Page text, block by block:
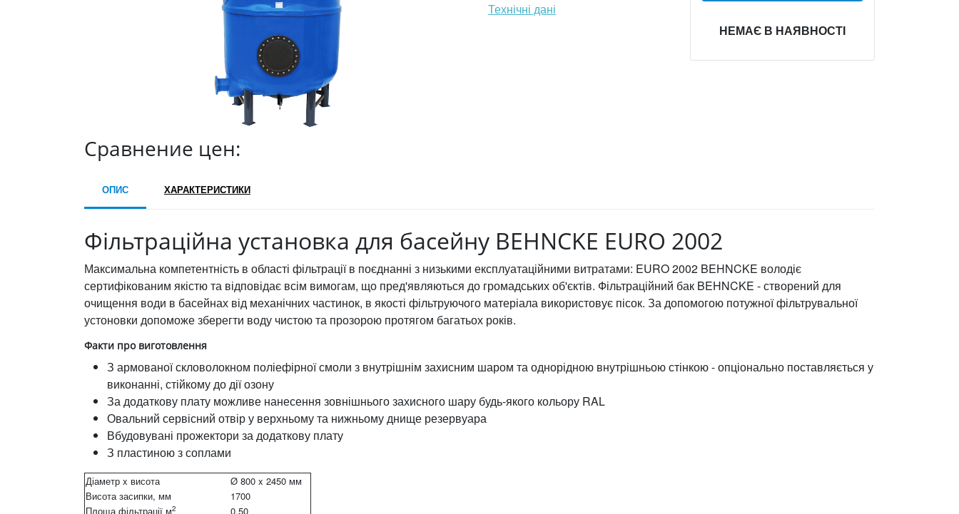
Технічні дані
НЕМАЄ В НАЯВНОСТІ
Сравнение цен:
ОПИС ХАРАКТЕРИСТИКИ
Фільтраційна установка для басейну BEHNCKE EURO 2002
Максимальна компетентність в області фільтрації в поєднанні з низькими експлуатаційними витратами: EURO 2002 BEHNCKE володіє
сертифікованим якістю та відповідає всім вимогам, що пред'являються до громадських об'єктів. Фільтраційний бак BEHNCKE - створений для
очищення води в басейнах від механічних частинок, в якості фільтруючого матеріала використовує пісок. За допомогою потужної фільтрувальної
устоновки допоможе зберегти воду чистою та прозорою протягом багатьох років.
Факти про виготовлення
З армованої скловолокном поліефірної смоли з внутрішнім захисним шаром та однорідною внутрішньою стінкою - опціонально поставляється у
виконанні, стійкому до дії озону
За додаткову плату можливе нанесення зовнішнього захисного шару будь-якого кольору RAL
Овальний сервісний отвір у верхньому та нижньому днище резервуара
Вбудовувані прожектори за додаткову плату
З пластиною з соплами
Діаметр x висота
Ø 800 x 2450 мм
Висота засипки, мм
1700
Площа фільтрації м2 0.50